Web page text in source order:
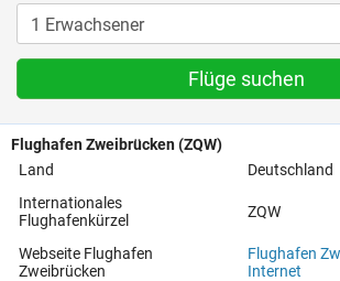
Flüge suchen
Flughafen Zweibrücken (ZQW)
Land
Deutschland
Internationales
Flughafenkürzel
ZQW
Webseite Flughafen
Zweibrücken
Flughafen
Internet